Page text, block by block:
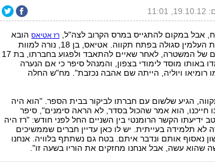
אבל במקום להתגייס במרס הקרוב לצה"ל, רז אטיאסהובא
היום (ו') למנוחות בבית העלמין סגולה בפתח תקווה. אטיאס, בן 18, נורה למוות
הלילה על ידי מתנדבים של המשטרה, לאחר שאיים להתאבד ולפגוע בחברתו, בת 17
באותו מוסד לימודי בצפון, והמנהל סיפר כי אם הנערה
רומיאו ויוליה, הייתה שם אהבה נכזבת". מח"ש החלה
הגיע שלשום עם חברתו לביקור בבית הספר. "הוא היה
חייכנו, הוא אמר שהכול בסדר, לא הראה סימנים", סיפר
ידיעתו הקשר הרומנטי בין השניים החל לפני חודש: "רז היה
לא תלמידה בעייתית. יש לו כאן עדיין חברים שממשיכים
נאסוף אותם ונדבר איתם. בטח גם נשתתף בלוויה. אנחנו
שהוא עשה, אבל אנחנו מחזקים את הוריו בשעה זו".